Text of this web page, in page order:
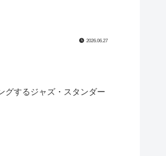
2026.06.27
グするジャズ・スタンダー